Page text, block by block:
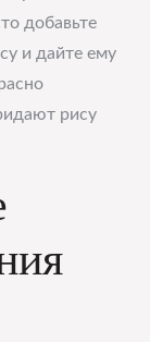
добавьте
и дайте ему
рису